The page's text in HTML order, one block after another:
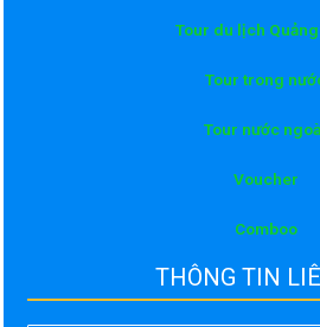
Tour du lịch
Tour trong
Tour nước
Voucher
Comboo
THÔNG TIN